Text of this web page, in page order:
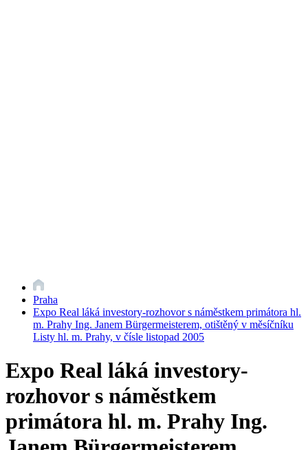
Praha
Expo Real láká investory-rozhovor s náměstkem primátora hl.
m. Prahy Ing. Janem Bürgermeisterem, otištěný v měsíčníku
Listy hl. m. Prahy, v čísle listopad 2005
Expo Real láká investory-
rozhovor s náměstkem
primátora hl. m. Prahy Ing.